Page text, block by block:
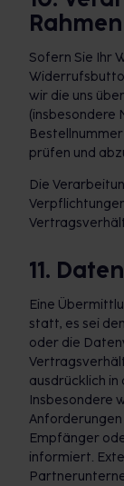
Sofern Sie Ihr
wir die uns
(insbesondere
prüfen und
Die
11.
Eine
statt, es sei
oder die
ausdrücklich
Insbesondere
Empfänger
informiert.